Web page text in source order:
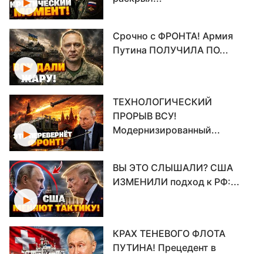
Срочно с ФРОНТА! Армия
Путина ПОЛУЧИЛА ПО...
ТЕХНОЛОГИЧЕСКИЙ
ПРОРЫВ ВСУ!
Модернизированный...
ВЫ ЭТО СЛЫШАЛИ? США
ИЗМЕНИЛИ подход к РФ:...
КРАХ ТЕНЕВОГО ФЛОТА
ПУТИНА! Прецедент в